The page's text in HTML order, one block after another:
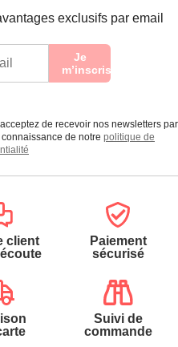
exclusifs par email
Je
m’inscris
de recevoir nos newsletters par
de notre politique de
client
Paiement
sécurisé
Suivi de
commande